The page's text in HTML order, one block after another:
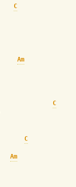
C
Am
C
C
Am